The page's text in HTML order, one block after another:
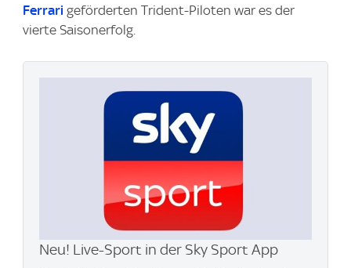
Ferrari geförderten Trident-Piloten war es der
vierte Saisonerfolg.
Neu! Live-Sport in der Sky Sport App